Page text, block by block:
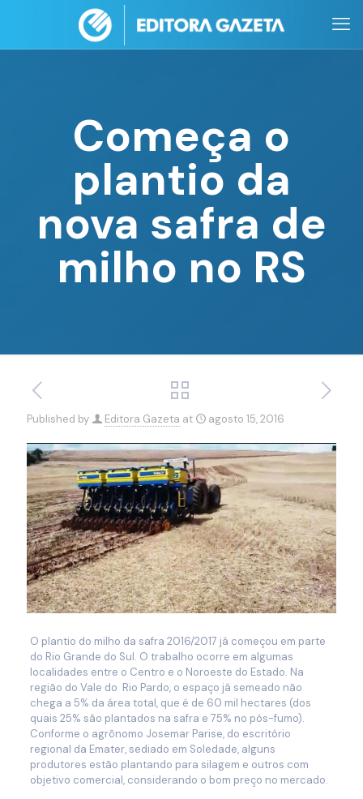
Começa o
plantio da
nova safra de
milho no RS
Published by Editora Gazeta at agosto 15, 2016
O plantio do milho da safra 2016/2017 já começou em parte
do Rio Grande do Sul. O trabalho ocorre em algumas
localidades entre o Centro e o Noroeste do Estado. Na
região do Vale do Rio Pardo, o espaço já semeado não
chega a 5% da área total, que é de 60 mil hectares (dos
quais 25% são plantados na safra e 75% no pós-fumo).
Conforme o agrônomo Josemar Parise, do escritório
regional da Emater, sediado em Soledade, alguns
produtores estão plantando para silagem e outros com
objetivo comercial, considerando o bom preço no mercado.